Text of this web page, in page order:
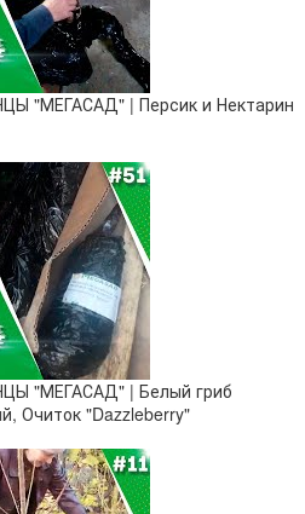
"МЕГАСАД" | Персик и Нектарин
"МЕГАСАД" | Белый гриб
Очиток "Dazzleberry"